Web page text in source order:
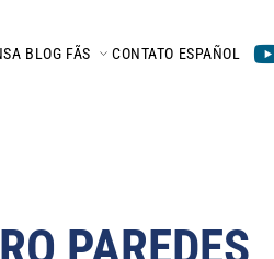
BLOG FÃS CONTATO ESPAÑOL
PAREDES